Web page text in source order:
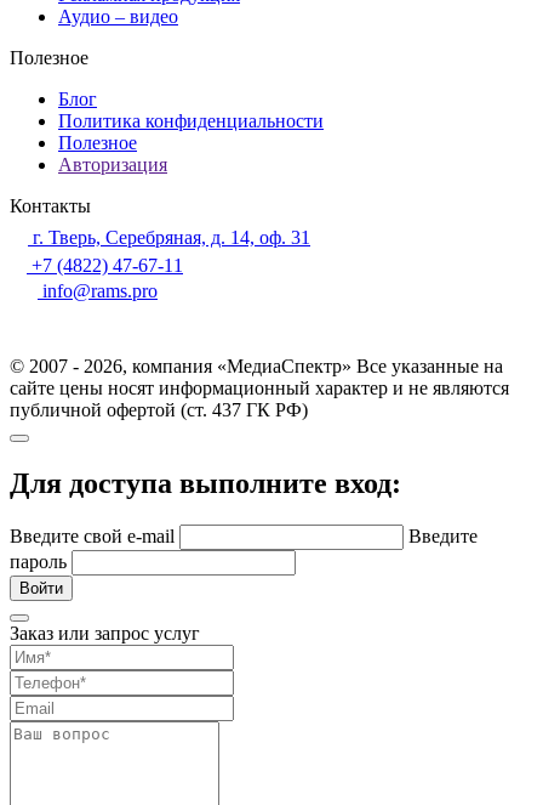
Аудио – видео
Полезное
Блог
Политика конфиденциальности
Полезное
Авторизация
Контакты
г. Тверь, Серебряная, д. 14, оф. 31
+7 (4822) 47-67-11
info@rams.pro
© 2007 - 2026, компания «МедиаСпектр» Все указанные на
сайте цены носят информационный характер и не являются
публичной офертой (ст. 437 ГК РФ)
Для доступа выполните вход:
Введите свой e-mail
Введите
пароль
Войти
Заказ или запрос услуг